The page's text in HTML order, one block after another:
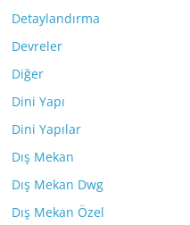
Detaylandırma
Devreler
Diğer
Dini Yapı
Dini Yapılar
Dış Mekan
Dış Mekan Dwg
Dış Mekan Özel